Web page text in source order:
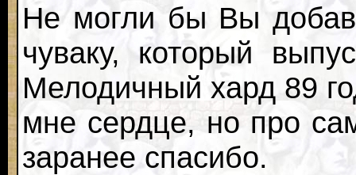
Не могли бы Вы
чуваку, который
Мелодичный хард 89
мне сердце, но про
заранее спасибо.